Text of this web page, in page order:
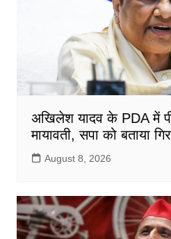
अखिलेश यादव के PDA में
मायावती, सपा को बताया
August 8, 2026